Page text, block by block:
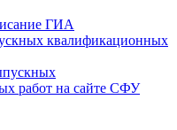
ГИА
квалификационных
работ на сайте СФУ